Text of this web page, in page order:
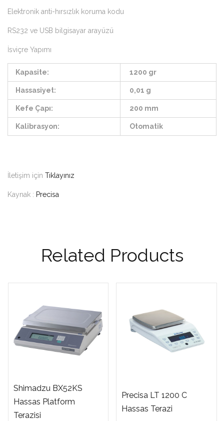
Elektronik anti-hırsızlık koruma kodu
RS232 ve USB bilgisayar arayüzü
İsviçre Yapımı
Kapasite: 1200 gr
Hassasiyet: 0,01 g
Kefe Çapı: 200 mm
Kalibrasyon: Otomatik
İletişim için Tıklayınız
Kaynak : Precisa
Related Products
Shimadzu BX52KS
Hassas Platform
Terazisi
Precisa LT 1200 C
Hassas Terazi